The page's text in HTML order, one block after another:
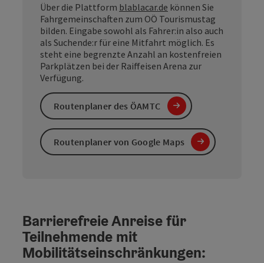
Über die Plattform blablacar.de können Sie
Fahrgemeinschaften zum OÖ Tourismustag
bilden. Eingabe sowohl als Fahrer:in also auch
als Suchende:r für eine Mitfahrt möglich. Es
steht eine begrenzte Anzahl an kostenfreien
Parkplätzen bei der Raiffeisen Arena zur
Verfügung.
Routenplaner des ÖAMTC
Routenplaner von Google Maps
Barrierefreie Anreise für
Teilnehmende mit
Mobilitätseinschränkungen: